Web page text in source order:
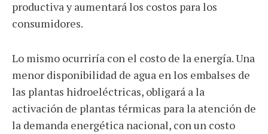
productiva y aumentará los costos para los
consumidores.
Lo mismo ocurriría con el costo de la energía. Una
menor disponibilidad de agua en los embalses de
las plantas hidroeléctricas, obligará a la
activación de plantas térmicas para la atención de
la demanda energética nacional, con un costo